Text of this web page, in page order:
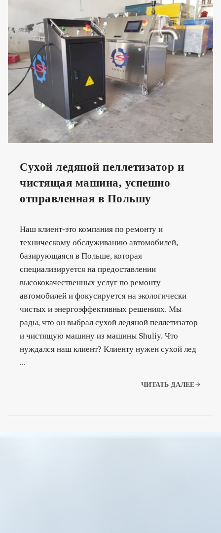
Сухой ледяной пеллетизатор и
чистящая машина, успешно
отправленная в Польшу
Наш клиент-это компания по ремонту и
техническому обслуживанию автомобилей,
базирующаяся в Польше, которая
специализируется на предоставлении
высококачественных услуг по ремонту
автомобилей и фокусируется на экологически
чистых и энергоэффективных решениях. Мы
рады, что он выбрал сухой ледяной пеллетизатор
и чистящую машину из машины Shuliy. Что
нуждался наш клиент? Клиенту нужен сухой лед
...
ЧИТАТЬ ДАЛЕЕ